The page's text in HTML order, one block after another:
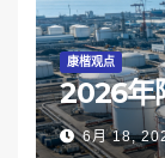
康楷观点
2026年
6月 18,